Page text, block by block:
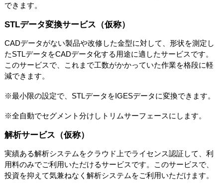
できます。
STLデータ変換サービス（仮称）
CADデータがない製品や改修した金型に対して、形状を測定し
たSTLデータをCADデータ化する用途に適したサービスです。
このサービスで、これまで工数がかかっていた作業を格段に軽
減できます。
※最小限の設定で、STLデータをIGESデータに変換できます。
※全自動でセグメント分けしトリムサーフェースにします。
解析サービス（仮称）
実績ある解析システムをクラウド上でライセンス認証して、利
用料のみでご利用いただけるサービスです。このサービスで、
投資を抑えて気兼ねなく解析システムをご利用いただけます。